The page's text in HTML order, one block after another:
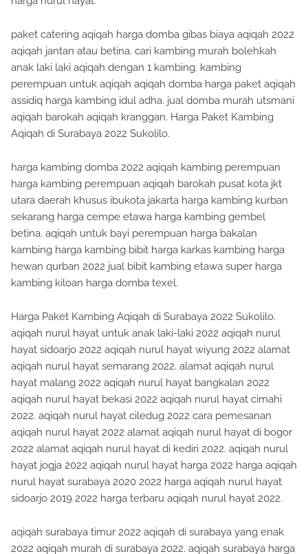
paket catering aqiqah harga domba gibas biaya aqiqah 2022
aqiqah jantan atau betina. cari kambing murah bolehkah
anak laki laki aqiqah dengan 1 kambing. kambing
perempuan untuk aqiqah aqiqah domba harga paket aqiqah
assidiq harga kambing idul adha. jual domba murah utsmani
aqiqah barokah aqiqah kranggan. Harga Paket Kambing
Aqiqah di Surabaya 2022 Sukolilo.
harga kambing domba 2022 aqiqah kambing perempuan
harga kambing perempuan aqiqah barokah pusat kota jkt
utara daerah khusus ibukota jakarta harga kambing kurban
sekarang harga cempe etawa harga kambing gembel
betina. aqiqah untuk bayi perempuan harga bakalan
kambing harga kambing bibit harga karkas kambing harga
hewan qurban 2022 jual bibit kambing etawa super harga
kambing kiloan harga domba texel.
Harga Paket Kambing Aqiqah di Surabaya 2022 Sukolilo.
aqiqah nurul hayat untuk anak laki-laki 2022 aqiqah nurul
hayat sidoarjo 2022 aqiqah nurul hayat wiyung 2022 alamat
aqiqah nurul hayat semarang 2022. alamat aqiqah nurul
hayat malang 2022 aqiqah nurul hayat bangkalan 2022
aqiqah nurul hayat bekasi 2022 aqiqah nurul hayat cimahi
2022. aqiqah nurul hayat ciledug 2022 cara pemesanan
aqiqah nurul hayat 2022 alamat aqiqah nurul hayat di bogor
2022 alamat aqiqah nurul hayat di kediri 2022. aqiqah nurul
hayat jogja 2022 aqiqah nurul hayat harga 2022 harga aqiqah
nurul hayat surabaya 2020 2022 harga aqiqah nurul hayat
sidoarjo 2019 2022 harga terbaru aqiqah nurul hayat 2022.
aqiqah surabaya timur 2022 aqiqah di surabaya yang enak
2022 aqiqah murah di surabaya 2022. aqiqah surabaya harga